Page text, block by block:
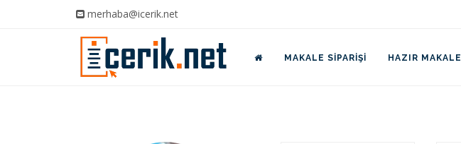
merhaba@icerik.net
MAKALE SIPARIŞI HAZIR MAKALE